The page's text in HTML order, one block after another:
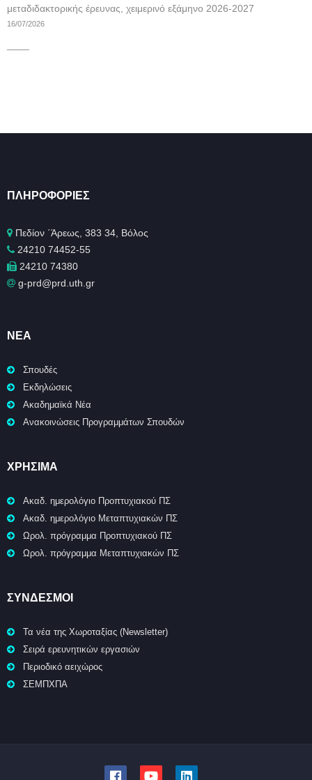
μεταδιδακτορικής έρευνας, χειμερινό εξάμηνο 2026-2027
16/07/2026
ΠΛΗΡΟΦΟΡΊΕΣ
Πεδίον ΄Άρεως, 383 34, Βόλος
24210 74452-55
24210 74380
g-prd@prd.uth.gr
ΝΈΑ
Σπουδές
Εκδηλώσεις
Ακαδημαϊκά Νέα
Ανακοινώσεις Προγραμμάτων Σπουδών
ΧΡΉΣΙΜΑ
Ακαδ. ημερολόγιο Προπτυχιακού ΠΣ
Ακαδ. ημερολόγιο Μεταπτυχιακών ΠΣ
Ωρολ. πρόγραμμα Προπτυχιακού ΠΣ
Ωρολ. πρόγραμμα Μεταπτυχιακών ΠΣ
ΣΥΝΔΕΣΜΟΙ
Τα νέα της Χωροταξίας (Newsletter)
Σειρά ερευνητικών εργασιών
Περιοδικό αειχώρος
ΣΕΜΠΧΠΑ